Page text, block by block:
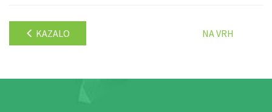
KAZALO NA VRH